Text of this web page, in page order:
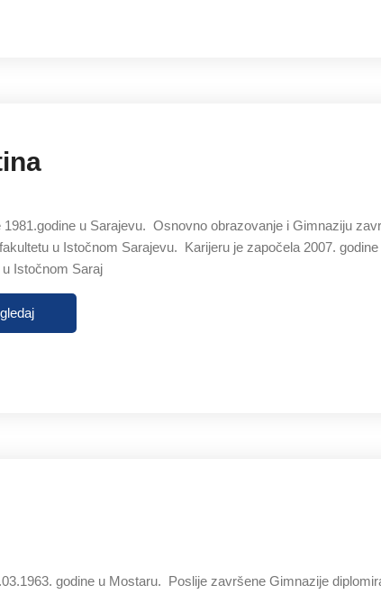
1981.godine u Sarajevu. Osnovno obrazovanje i Gimnaziju
u Istočnom Sarajevu. Karijeru je započela 2007.
Istočnom Saraj
godine u Mostaru. Poslije završene Gimnazije